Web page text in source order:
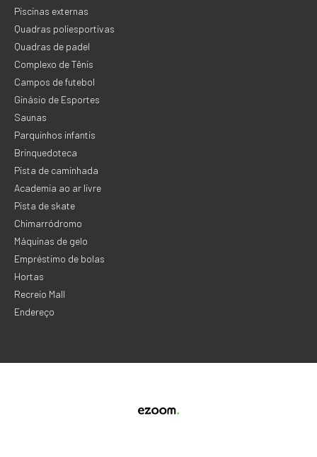
Piscinas externas
Quadras poliesportivas
Quadras de padel
Complexo de Tênis
Campos de futebol
Ginásio de Esportes
Saunas
Parquinhos infantis
Brinquedoteca
Pista de caminhada
Academia ao ar livre
Pista de skate
Chimarródromo
Máquinas de gelo
Empréstimo de bolas
Hortas
Recreio Mall
Endereço